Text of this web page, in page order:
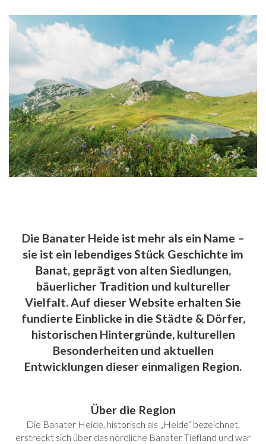
Die Banater Heide ist mehr als ein Name –
sie ist ein lebendiges Stück Geschichte im
Banat, geprägt von alten Siedlungen,
bäuerlicher Tradition und kultureller
Vielfalt. Auf dieser Website erhalten Sie
fundierte Einblicke in die Städte & Dörfer,
historischen Hintergründe, kulturellen
Besonderheiten und aktuellen
Entwicklungen dieser einmaligen Region.
Über die Region
Die Banater Heide, historisch als „Heide“ bezeichnet,
erstreckt sich über das nördliche Banater Tiefland und war